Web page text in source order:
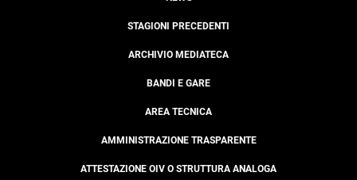
STAGIONI PRECEDENTI
ARCHIVIO MEDIATECA
BANDI E GARE
AREA TECNICA
AMMINISTRAZIONE TRASPARENTE
ATTESTAZIONE OIV O STRUTTURA ANALOGA